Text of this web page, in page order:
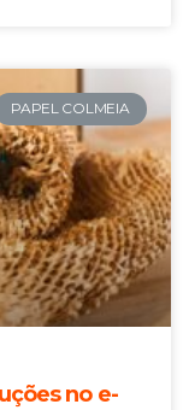
PAPEL COLMEIA
no e-